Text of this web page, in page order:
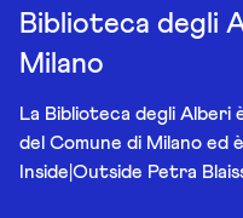
Biblioteca degli
Milano
La Biblioteca degli Alberi
del Comune di Milano
Inside|Outside Petra